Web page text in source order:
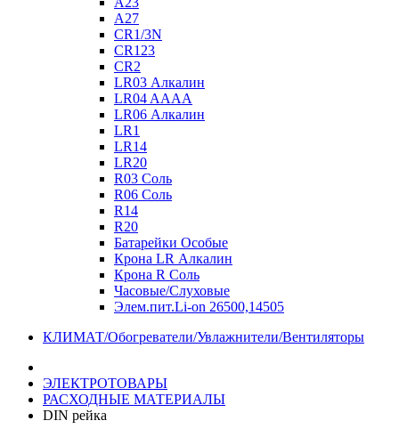
A27
CR1/3N
CR123
CR2
LR03 Алкалин
LR04 AAAA
LR06 Алкалин
LR1
LR14
LR20
R03 Соль
R06 Соль
R14
R20
Батарейки Особые
Крона LR Алкалин
Крона R Соль
Часовые/Слуховые
Элем.пит.Li-on 26500,14505
КЛИМАТ/Обогреватели/Увлажнители/Вентиляторы
ЭЛЕКТРОТОВАРЫ
РАСХОДНЫЕ МАТЕРИАЛЫ
DIN рейка